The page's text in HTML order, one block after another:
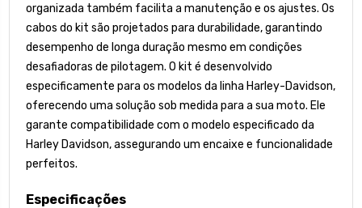
organizada também facilita a manutenção e os ajustes. Os
cabos do kit são projetados para durabilidade, garantindo
desempenho de longa duração mesmo em condições
desafiadoras de pilotagem. O kit é desenvolvido
especificamente para os modelos da linha Harley-Davidson,
oferecendo uma solução sob medida para a sua moto. Ele
garante compatibilidade com o modelo especificado da
Harley Davidson, assegurando um encaixe e funcionalidade
perfeitos.
Especificações